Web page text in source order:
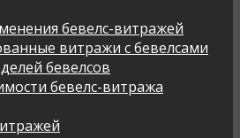
бевелс-витражей
витражи с бевелсами
бевелсов
бевелс-витража